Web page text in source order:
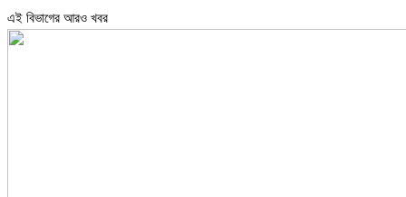
এই বিভাগের আরও খবর